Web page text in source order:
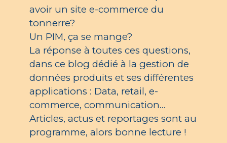
avoir un site e-commerce du
tonnerre?
Un PIM, ça se mange?
La réponse à toutes ces questions,
dans ce blog dédié à la gestion de
données produits et ses différentes
applications : Data, retail, e-
commerce, communication…
Articles, actus et reportages sont au
programme, alors bonne lecture !